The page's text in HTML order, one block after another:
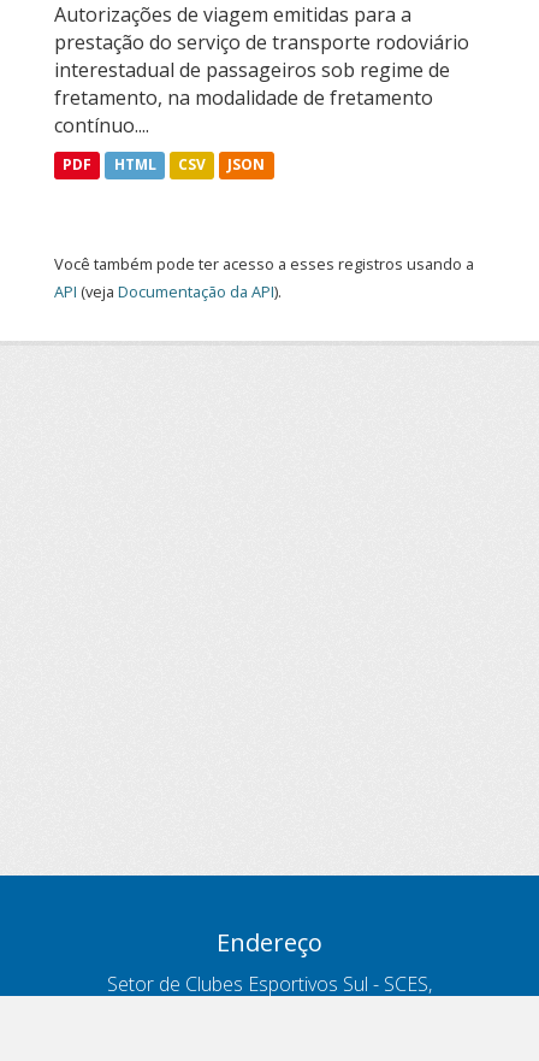
Autorizações de viagem emitidas para a
prestação do serviço de transporte rodoviário
interestadual de passageiros sob regime de
fretamento, na modalidade de fretamento
contínuo....
PDF HTML CSV JSON
Você também pode ter acesso a esses registros usando a
API (veja Documentação da API).
Endereço
Setor de Clubes Esportivos Sul - SCES,